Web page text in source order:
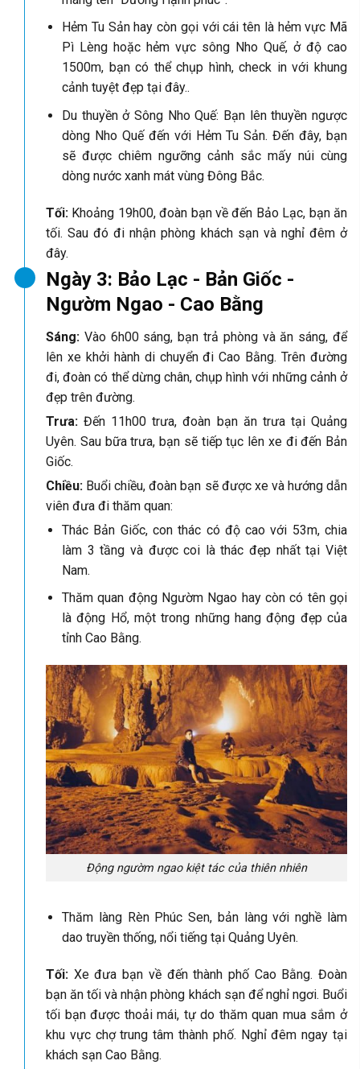
Hẻm Tu Sản hay còn gọi với cái tên là hẻm vực Mã
Pì Lèng hoặc hẻm vực sông Nho Quế, ở độ cao
1500m, bạn có thể chụp hình, check in với khung
cảnh tuyệt đẹp tại đây..
Du thuyền ở Sông Nho Quế: Bạn lên thuyền ngược
dòng Nho Quế đến với Hẻm Tu Sản. Đến đây, bạn
sẽ được chiêm ngưỡng cảnh sắc mấy núi cùng
dòng nước xanh mát vùng Đông Bắc.
Tối: Khoảng 19h00, đoàn bạn về đến Bảo Lạc, bạn ăn
tối. Sau đó đi nhận phòng khách sạn và nghỉ đêm ở
đây.
Ngày 3: Bảo Lạc - Bản Giốc -
Ngườm Ngao - Cao Bằng
Sáng: Vào 6h00 sáng, bạn trả phòng và ăn sáng, để
lên xe khởi hành di chuyển đi Cao Bằng. Trên đường
đi, đoàn có thể dừng chân, chụp hình với những cảnh ở
đẹp trên đường.
Trưa: Đến 11h00 trưa, đoàn bạn ăn trưa tại Quảng
Uyên. Sau bữa trưa, bạn sẽ tiếp tục lên xe đi đến Bản
Giốc.
Chiều: Buổi chiều, đoàn bạn sẽ được xe và hướng dẫn
viên đưa đi thăm quan:
Thác Bản Giốc, con thác có độ cao với 53m, chia
làm 3 tầng và được coi là thác đẹp nhất tại Việt
Nam.
Thăm quan động Ngườm Ngao hay còn có tên gọi
là động Hổ, một trong những hang động đẹp của
tỉnh Cao Bằng.
Động ngườm ngao kiệt tác của thiên nhiên
Thăm làng Rèn Phúc Sen, bản làng với nghề làm
dao truyền thống, nổi tiếng tại Quảng Uyên.
Tối: Xe đưa bạn về đến thành phố Cao Bằng. Đoàn
bạn ăn tối và nhận phòng khách sạn để nghỉ ngơi. Buổi
tối bạn được thoải mái, tự do thăm quan mua sắm ở
khu vực chợ trung tâm thành phố. Nghỉ đêm ngay tại
khách sạn Cao Bằng.